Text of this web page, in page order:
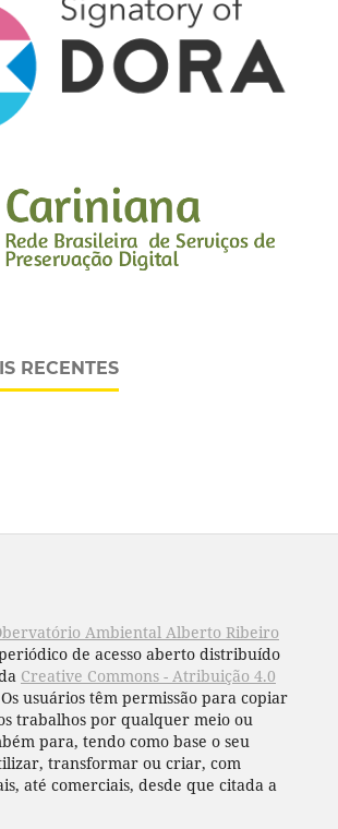
RECENTES
Ambiental Alberto Ribeiro
de acesso aberto distribuído
Creative Commons - Atribuição 4.0
usuários têm permissão para copiar
trabalhos por qualquer meio ou
para, tendo como base o seu
transformar ou criar, com
até comerciais, desde que citada a